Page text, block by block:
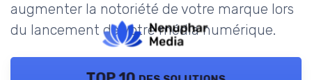
augmenter la notoriété de votre marque lors
du lancement de votre média numérique.